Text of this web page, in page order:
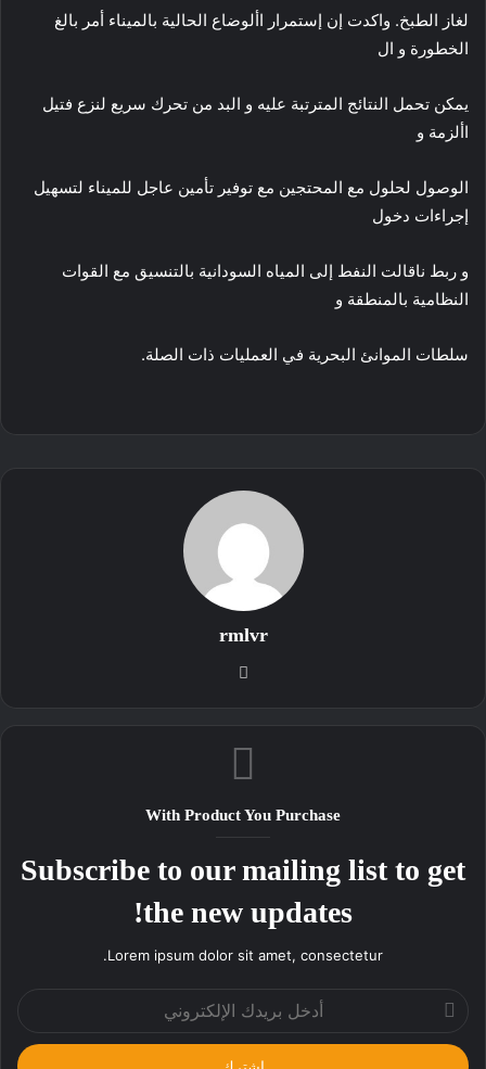
لغاز الطبخ. واكدت إن إستمرار األوضاع الحالية بالميناء أمر بالغ
الخطورة و ال
يمكن تحمل النتائج المترتبة عليه و البد من تحرك سريع لنزع فتيل
األزمة و
الوصول لحلول مع المحتجين مع توفير تأمين عاجل للميناء لتسهيل
إجراءات دخول
و ربط ناقالت النفط إلى المياه السودانية بالتنسيق مع القوات
النظامية بالمنطقة و
سلطات الموانئ البحرية في العمليات ذات الصلة.
rmlvr
With Product You Purchase
Subscribe to our mailing list to get
the new updates!
Lorem ipsum dolor sit amet, consectetur.
بريدك
الإلكتروني